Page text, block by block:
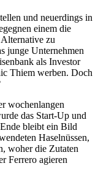
und neuerdings in
einem die
zu
junge Unternehmen
als Investor
Thiem werben. Doch
wochenlangen
das Start-Up und
bleibt ein Bild
Haselnüssen,
woher die Zutaten
Ferrero agieren